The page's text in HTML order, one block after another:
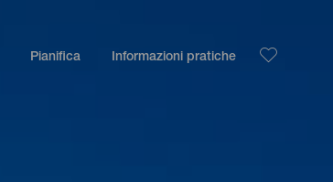
Pianifica Informazioni pratiche